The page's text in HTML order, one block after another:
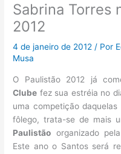
Sabrina Torres
2012
4 de janeiro de 2012/ Por
Musa
O Paulistão 2012 já
Clube fez sua estréia no
uma competição
fôlego, trata-se de mais
Paulistão organizado pela
Este ano o Santos será